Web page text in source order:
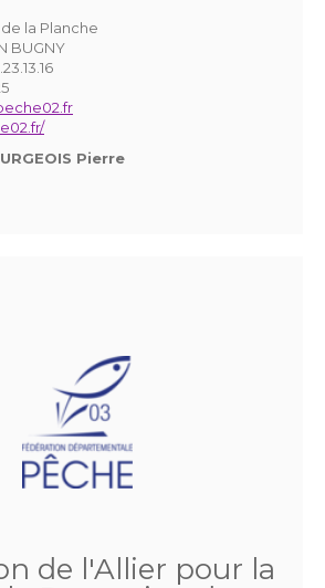
la Planche
BUGNY
Pierre
de l'Allier pour la